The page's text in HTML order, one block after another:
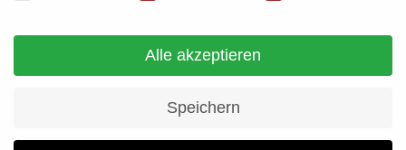
Alle akzeptieren
Speichern